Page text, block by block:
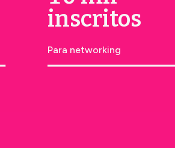
inscritos
Para networking